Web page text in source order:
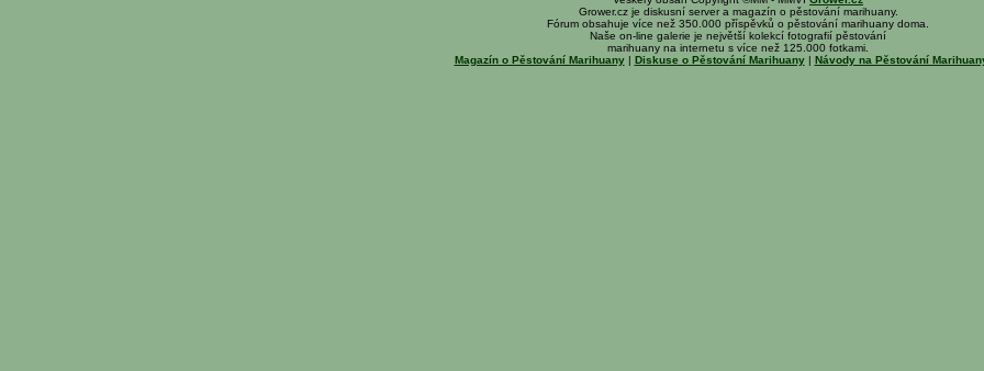
Grower.cz je diskusní server a magazín o pěstování marihuany.
Fórum obsahuje více než 350.000 příspěvků o pěstování marihuany doma.
Naše on-line galerie je největší kolekcí fotografií pěstování
marihuany na internetu s více než 125.000 fotkami.
Magazín o Pěstování Marihuany| Diskuse o Pěstování Marihuany| Návody na Pěstování